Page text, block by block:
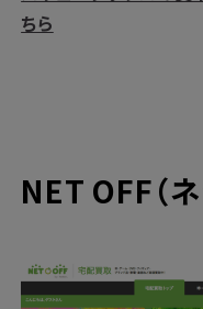
ちら
NET OFF（ネ